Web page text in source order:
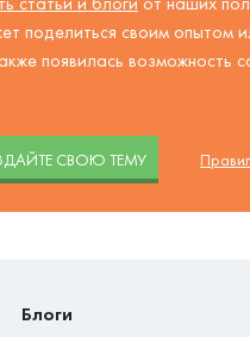
поделиться своим опытом
появилась возможность
СВОЮ ТЕМУ
Блоги